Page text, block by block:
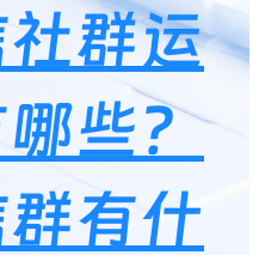
群运
些？
有什